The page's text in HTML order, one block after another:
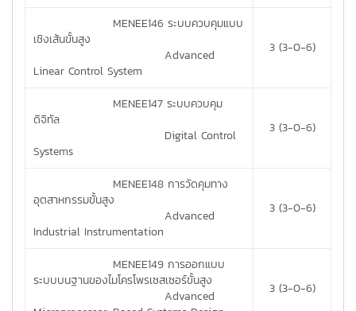
MENEE146 ระบบควบคุมแบบ
เชิงเส้นขั้นสูง
Advanced
Linear Control System
3 (3-0-6)
MENEE147 ระบบควบคุม
ดิจิทัล
Digital Control
Systems
3 (3-0-6)
MENEE148 การวัดคุมทาง
อุตสาหกรรมขั้นสูง
Advanced
Industrial Instrumentation
3 (3-0-6)
MENEE149 การออกแบบ
ระบบบนฐานของไมโครโพรเซสเซอร์ขั้นสูง
Advanced
3 (3-0-6)